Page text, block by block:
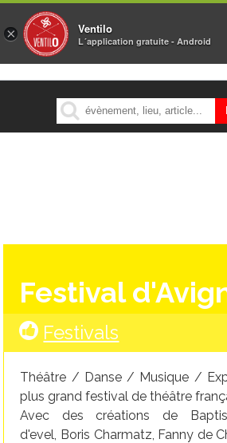
MENU
Festival
Festivals
Théâtre / Danse / Musique /
plus grand festival de théâtre
Avec des créations de
d'evel, Boris Charmatz, Fanny de
× Ventilo
L´application gratuite - Android